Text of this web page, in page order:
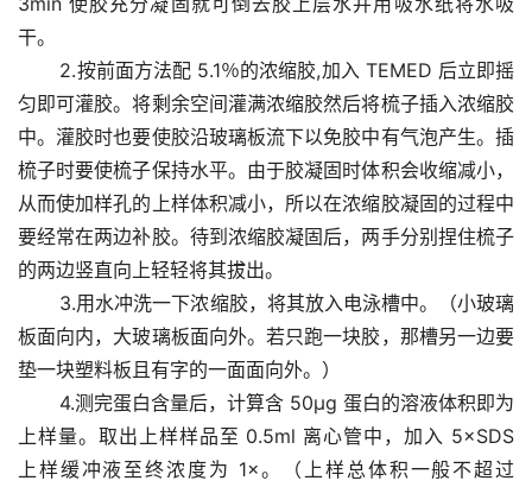
干。
2.按前面方法配 5.1％的浓缩胶,加入 TEMED 后立即摇
匀即可灌胶。将剩余空间灌满浓缩胶然后将梳子插入浓缩胶
中。灌胶时也要使胶沿玻璃板流下以免胶中有气泡产生。插
梳子时要使梳子保持水平。由于胶凝固时体积会收缩减小，
从而使加样孔的上样体积减小，所以在浓缩胶凝固的过程中
要经常在两边补胶。待到浓缩胶凝固后，两手分别捏住梳子
的两边竖直向上轻轻将其拔出。
3.用水冲洗一下浓缩胶，将其放入电泳槽中。（小玻璃
板面向内，大玻璃板面向外。若只跑一块胶，那槽另一边要
垫一块塑料板且有字的一面面向外。）
4.测完蛋白含量后，计算含 50μg 蛋白的溶液体积即为
上样量。取出上样样品至 0.5ml 离心管中，加入 5×SDS
上样缓冲液至终浓度为 1×。（上样总体积一般不超过